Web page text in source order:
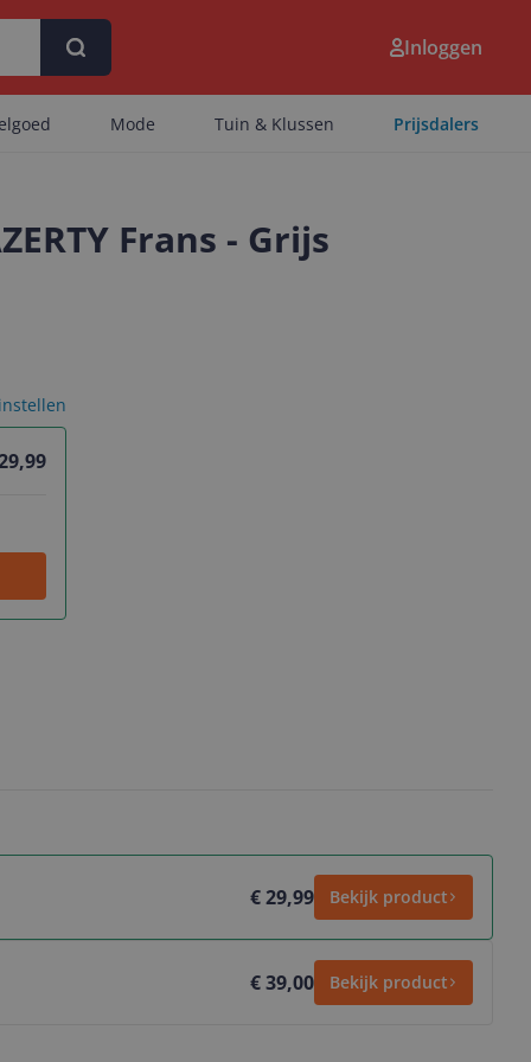
Inloggen
Mode Tuin & Klussen Prijsdalers
Frans - Grijs
€ 29,99 Bekijk product
€ 39,00 Bekijk product